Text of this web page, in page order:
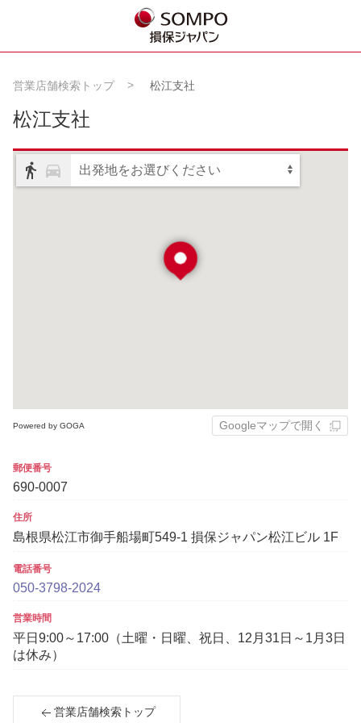
営業店舗検索トップ 松江支社
松江支社
出発地をお選びください
Powered by GOGA Googleマップで開く
郵便番号
690-0007
住所
島根県松江市御手船場町549-1 損保ジャパン松江ビル 1F
電話番号
050-3798-2024
営業時間
平日9:00～17:00（土曜・日曜、祝日、12月31日～1月3日
は休み）
営業店舗検索トップ